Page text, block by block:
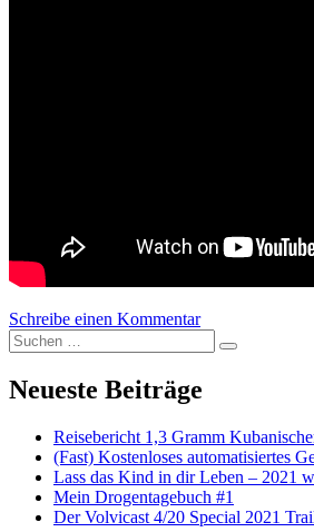
Schreibe einen Kommentarzu Volvicast
Suchen nach:
Suchen
Neueste Beiträge
Reisebericht 1,3 Gramm
(Fast) Kostenloses automatisiertes
Lass das Kind in dir Leben – 2021
Mein Drogentagebuch #1
Der Volvicast 4/20 Special 2021